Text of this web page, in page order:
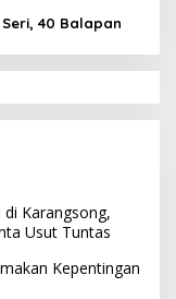
40 Balapan
di Karangsong,
Usut Tuntas
Kepentingan